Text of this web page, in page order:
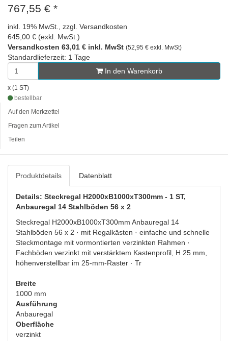
767,55 € *
inkl. 19% MwSt., zzgl. Versandkosten
645,00 € (exkl. MwSt.)
Versandkosten 63,01 € inkl. MwSt (52,95 € exkl. MwSt)
Standardlieferzeit: 1 Tage
In den Warenkorb
x (1 ST)
bestellbar
Auf den Merkzettel
Fragen zum Artikel
Teilen
Produktdetails Datenblatt
Details: Steckregal H2000xB1000xT300mm - 1 ST,
Anbauregal 14 Stahlböden 56 x 2
Steckregal H2000xB1000xT300mm Anbauregal 14
Stahlböden 56 x 2 · mit Regalkästen · einfache und schnelle
Steckmontage mit vormontierten verzinkten Rahmen ·
Fachböden verzinkt mit verstärktem Kastenprofil, H 25 mm,
höhenverstellbar im 25-mm-Raster · Tr
Breite
1000 mm
Ausführung
Anbauregal
Oberfläche
verzinkt